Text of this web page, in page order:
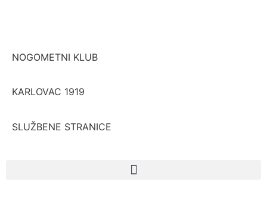
NOGOMETNI KLUB
KARLOVAC 1919
SLUŽBENE STRANICE